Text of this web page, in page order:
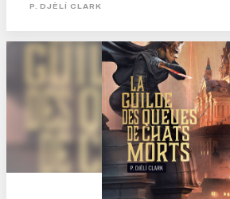
P. DJÈLÍ CLARK